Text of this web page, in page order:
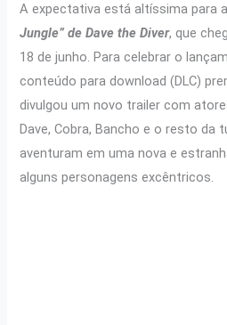
at
s
A
p
p
ce
b
o
o
k
e
gr
a
m
ail
A expectativa está altíssima para
Jungle” de Dave the Diver, que
18 de junho. Para celebrar o
conteúdo para download (DLC)
divulgou um novo trailer com
Dave, Cobra, Bancho e o resto da
aventuram em uma nova e
alguns personagens excêntricos.